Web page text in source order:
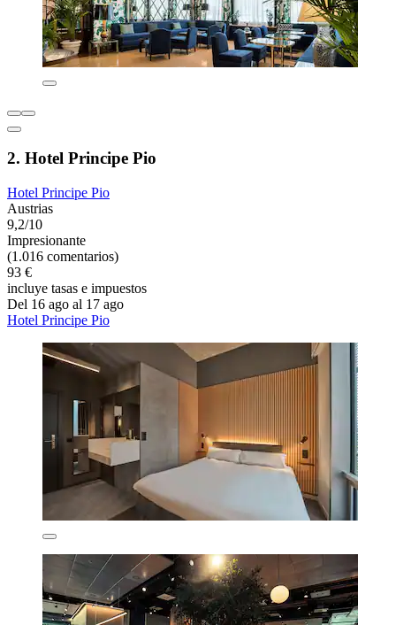
2. Hotel Principe Pio
Hotel Principe Pio
Austrias
9,2/10
Impresionante
(1.016 comentarios)
93 €
incluye tasas e impuestos
Del 16 ago al 17 ago
Hotel Principe Pio